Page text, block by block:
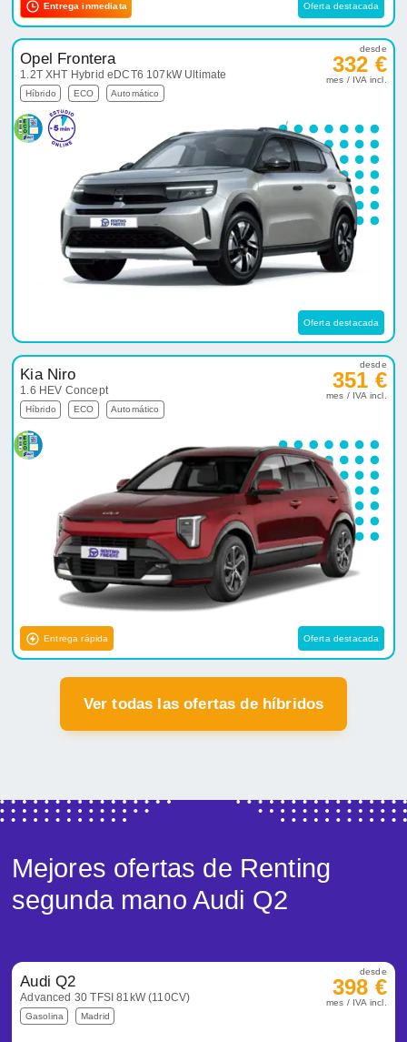
Entrega inmediata Oferta destacada
Opel Frontera
1.2T XHT Hybrid eDCT6 107kW Ultimate
Híbrido ECO Automático
desde
332 €
mes / IVA incl.
Oferta destacada
Kia Niro
1.6 HEV Concept
Híbrido ECO Automático
desde
351 €
mes / IVA incl.
Entrega rápida Oferta destacada
Ver todas las ofertas de híbridos
Mejores ofertas de Renting
segunda mano Audi Q2
Audi Q2
Advanced 30 TFSI 81kW (110CV)
Gasolina Madrid
desde
398 €
mes / IVA incl.